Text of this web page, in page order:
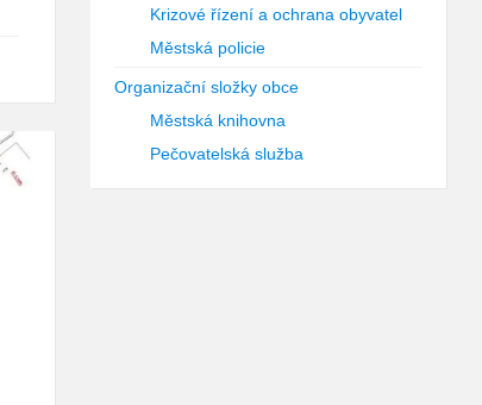
Krizové řízení a ochrana obyvatel
Městská policie
Organizační složky obce
Městská knihovna
Pečovatelská služba